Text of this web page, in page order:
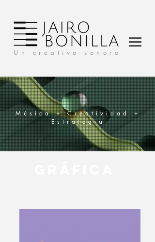
Un creativo sonoro
Música + Creatividad +
Estrategia